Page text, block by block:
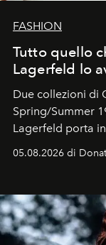
FASHION
Tutto quello
Lagerfeld lo
Due collezioni di
Spring/Summer
Lagerfeld porta
Kate, Claudia e
uno dei
05.08.2026 di